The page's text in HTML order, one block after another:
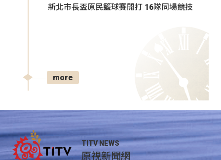
新北市長盃原民籃球賽開打 16隊同場競技
more
TITV NEWS
原視新聞網